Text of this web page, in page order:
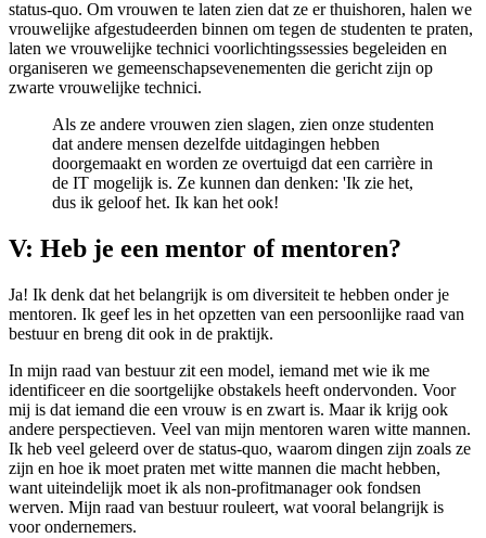
status-quo. Om vrouwen te laten zien dat ze er thuishoren, halen we
vrouwelijke afgestudeerden binnen om tegen de studenten te praten,
laten we vrouwelijke technici voorlichtingssessies begeleiden en
organiseren we gemeenschapsevenementen die gericht zijn op
zwarte vrouwelijke technici.
Als ze andere vrouwen zien slagen, zien onze studenten
dat andere mensen dezelfde uitdagingen hebben
doorgemaakt en worden ze overtuigd dat een carrière in
de IT mogelijk is. Ze kunnen dan denken: 'Ik zie het,
dus ik geloof het. Ik kan het ook!
V: Heb je een mentor of mentoren?
Ja! Ik denk dat het belangrijk is om diversiteit te hebben onder je
mentoren. Ik geef les in het opzetten van een persoonlijke raad van
bestuur en breng dit ook in de praktijk.
In mijn raad van bestuur zit een model, iemand met wie ik me
identificeer en die soortgelijke obstakels heeft ondervonden. Voor
mij is dat iemand die een vrouw is en zwart is. Maar ik krijg ook
andere perspectieven. Veel van mijn mentoren waren witte mannen.
Ik heb veel geleerd over de status-quo, waarom dingen zijn zoals ze
zijn en hoe ik moet praten met witte mannen die macht hebben,
want uiteindelijk moet ik als non-profitmanager ook fondsen
werven. Mijn raad van bestuur rouleert, wat vooral belangrijk is
voor ondernemers.